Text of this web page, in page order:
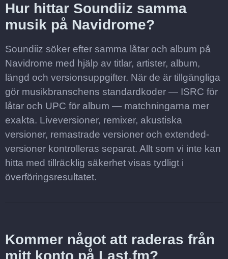
Hur hittar Soundiiz samma
musik på Navidrome?
Soundiiz söker efter samma låtar och album på
Navidrome med hjälp av titlar, artister, album,
längd och versionsuppgifter. När de är tillgängliga
gör musikbranschens standardkoder — ISRC för
låtar och UPC för album — matchningarna mer
exakta. Liveversioner, remixer, akustiska
versioner, remastrade versioner och extended-
versioner kontrolleras separat. Allt som vi inte kan
hitta med tillräcklig säkerhet visas tydligt i
överföringsresultatet.
Kommer något att raderas från
mitt konto på Last.fm?